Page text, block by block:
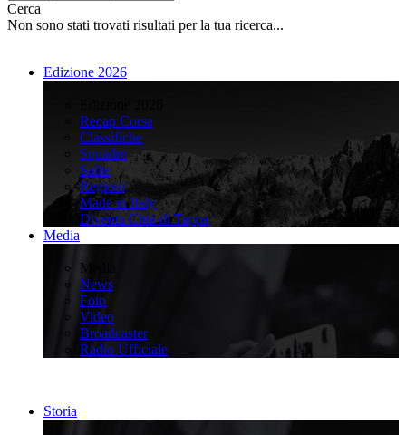
Cerca
Non sono stati trovati risultati per la tua ricerca...
Edizione 2026
Recap Corsa
Classifiche
Squadre
Salite
Regioni
Made in Italy
Diventa Città di Tappa
Media
Media
News
Foto
Video
Broadcaster
Radio Ufficiale
Storia